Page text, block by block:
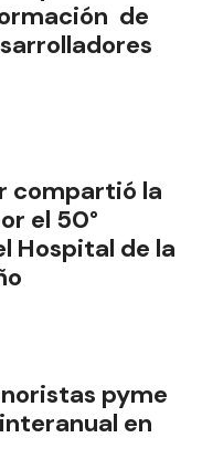
de
compartió la
el 50°
Hospital de la
pyme
en